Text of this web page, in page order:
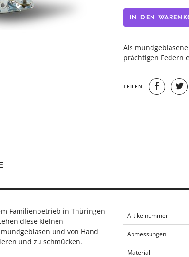
IN DEN
Als
prächtigen Federn
TEILEN
Familienbetrieb in Thüringen
diese kleinen
und von Hand
und zu schmücken.
Artikelnummer
Abmessungen
Material